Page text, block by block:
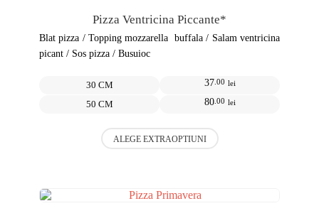
fi
alese
în
Pizza Ventricina Piccante*
Blat pizza / Topping mozzarella buffala / Salam ventricina
picant / Sos pizza / Busuioc
30 CM 37.00 lei
50 CM 80.00 lei
Acest
produs
variații.
ALEGE EXTRAOPTIUNI